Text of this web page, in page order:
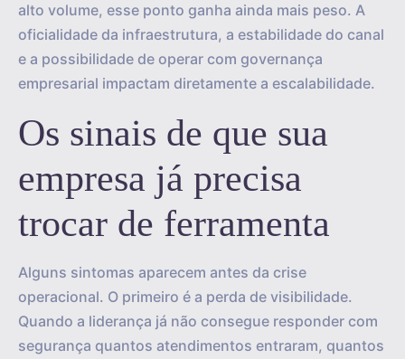
alto volume, esse ponto ganha ainda mais peso. A
oficialidade da infraestrutura, a estabilidade do canal
e a possibilidade de operar com governança
empresarial impactam diretamente a escalabilidade.
Os sinais de que sua
empresa já precisa
trocar de ferramenta
Alguns sintomas aparecem antes da crise
operacional. O primeiro é a perda de visibilidade.
Quando a liderança já não consegue responder com
segurança quantos atendimentos entraram, quantos